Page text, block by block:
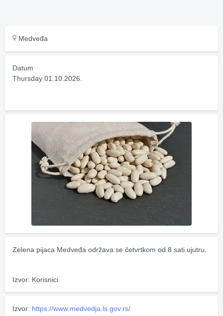
Medveđa
Datum
Thursday 01.10.2026.
Zelena pijaca Medveđa održava se četvrtkom od 8 sati ujutru.
Izvor: Korisnici
Izvor: https://www.medvedja.ls.gov.rs/